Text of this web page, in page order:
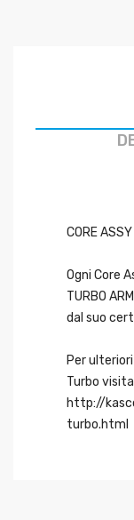
CORE
Ogni Core
TURBO
dal suo
Per
Turbo
http://
turbo.html